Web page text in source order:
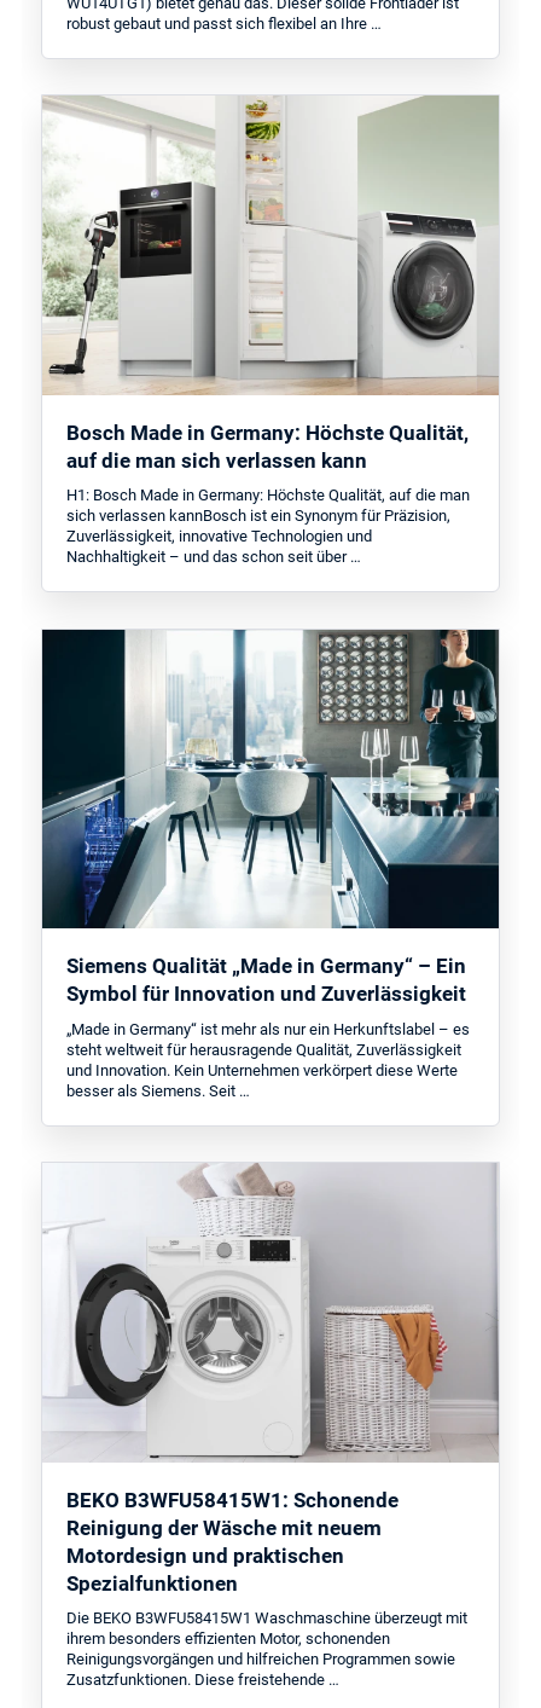
robust gebaut und passt sich flexibel an Ihre …
Bosch Made in Germany: Höchste Qualität,
auf die man sich verlassen kann
H1: Bosch Made in Germany: Höchste Qualität, auf die man
sich verlassen kannBosch ist ein Synonym für Präzision,
Zuverlässigkeit, innovative Technologien und
Nachhaltigkeit – und das schon seit über …
Siemens Qualität „Made in Germany“ – Ein
Symbol für Innovation und Zuverlässigkeit
„Made in Germany“ ist mehr als nur ein Herkunftslabel – es
steht weltweit für herausragende Qualität, Zuverlässigkeit
und Innovation. Kein Unternehmen verkörpert diese Werte
besser als Siemens. Seit …
BEKO B3WFU58415W1: Schonende
Reinigung der Wäsche mit neuem
Motordesign und praktischen
Spezialfunktionen
Die BEKO B3WFU58415W1 Waschmaschine überzeugt mit
ihrem besonders effizienten Motor, schonenden
Reinigungsvorgängen und hilfreichen Programmen sowie
Zusatzfunktionen. Diese freistehende …